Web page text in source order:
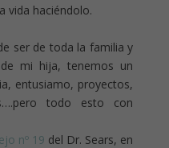
vida haciéndolo.
ser de toda la familia y
mi hija, tenemos un
entusiamo, proyectos,
todo esto con
nº 19 del Dr. Sears, en